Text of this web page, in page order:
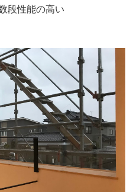
段性能の高い